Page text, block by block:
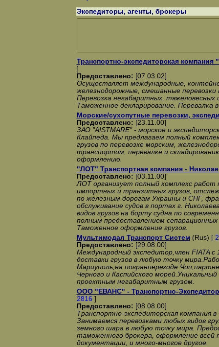
Экспедиторы, агенты, брокеры
Транспортно-экспедиторская
]
Предоставлено: [07.03.02]
Осуществляет международные,
железнодорожные, смешанные перевозки
Перевозка негабаритных, тяжеловесных
Таможенное декларирование. Перевалка
Морские/сухопутные перевозки,
Предоставлено: [23.11.00]
ЗАО "AISTMARE" - морское и
Клайпеда. Мы предлагаем полный
грузов по перевозке морским,
транспортом, перевалке и
оформлению.
"ЛОТ" Транспортная компания -
Предоставлено: [03.11.00]
ЛОТ организует полный комплекс работ
импортных и транзитных грузов,
по железным дорогам Украины и СНГ,
обслуживание судов в портах г.
видов грузов на борту судна по
полным предоставлением
Таможенное оформление грузов.
Мультимодал Транспорт Систем(Rus) [
Предоставлено: [29.08.00]
Международный экспедитор,член FIATA с
доставки грузов в любую точку
Мариуполь,на погранпереходе
Черного и Каспийского
проектным негабаритным грузом.
ООО "ЕВАНС" - Транспортно-
2816 ]
Предоставлено: [08.08.00]
Транспортно-экспедиторская компания
Занимаемся перевозками любых видов
земного шара в любую точку мира.
таможенного брокера, оформление всей
документации, и много-многое другое.